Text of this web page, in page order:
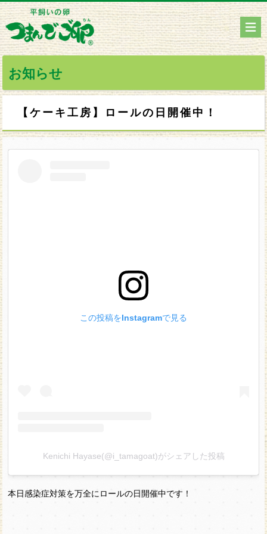
お知らせ
【ケーキ工房】ロールの日開催中！
この投稿をInstagramで見る
Kenichi Hayase(@i_tamagoat)がシェアした投稿
本日感染症対策を万全にロールの日開催中です！